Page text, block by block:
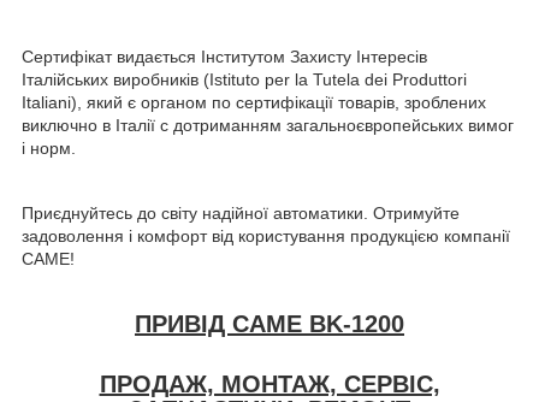
Сертифікат видається Інститутом Захисту Інтересів
Італійських виробників (Istituto per la Tutela dei Produttori
Italiani), який є органом по сертифікації товарів, зроблених
виключно в Італії c дотриманням загальноєвропейських вимог
і норм.
Приєднуйтесь до світу надійної автоматики. Отримуйте
задоволення і комфорт від користування продукцією компанії
CAME!
ПРИВІД CAME BK-1200
ПРОДАЖ, МОНТАЖ, СЕРВІС,